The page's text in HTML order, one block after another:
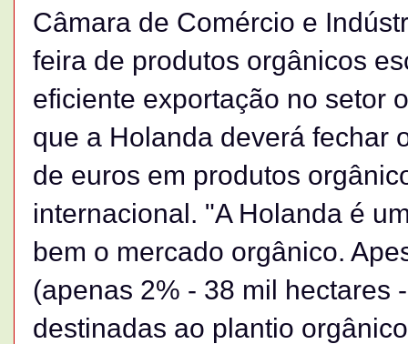
Câmara de Comércio e
feira de produtos orgânicos
eficiente exportação no setor
que a Holanda deverá fechar
de euros em produtos
internacional. "A Holanda é
bem o mercado orgânico.
(apenas 2% - 38 mil hectares
destinadas ao plantio